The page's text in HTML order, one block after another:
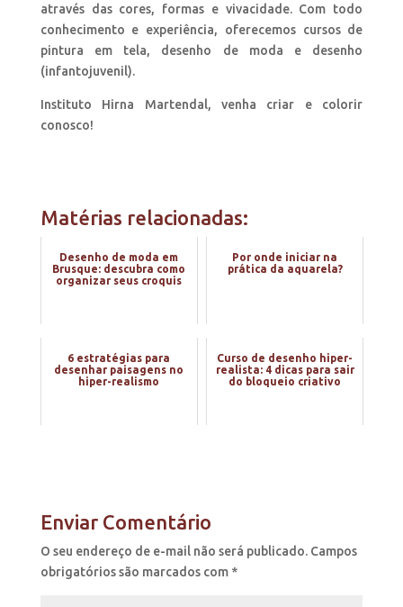
através das cores, formas e vivacidade. Com todo
conhecimento e experiência, oferecemos cursos de
pintura em tela, desenho de moda e desenho
(infantojuvenil).
Instituto Hirna Martendal, venha criar e colorir
conosco!
Matérias relacionadas:
Desenho de moda em
Brusque: descubra como
organizar seus croquis
Por onde iniciar na
prática da aquarela?
6 estratégias para
desenhar paisagens no
hiper-realismo
Curso de desenho hiper-
realista: 4 dicas para sair
do bloqueio criativo
Enviar Comentário
O seu endereço de e-mail não será publicado. Campos
obrigatórios são marcados com *